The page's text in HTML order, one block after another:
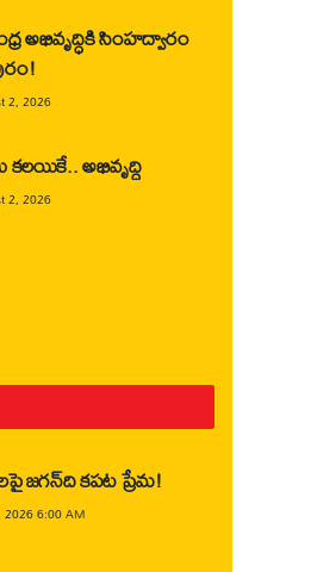
అభివృద్ధికి సింహద్వారం
2, 2026
అభివృద్ధి
2, 2026
జగన్‌ది కపట ప్రేమ!
2026 6:00 AM